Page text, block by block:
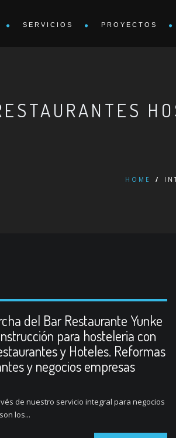
SERVICIOS PROYECTOS
HOME /
del Bar Restaurante Yunke
para hosteleria con
y Hoteles. Reformas
y negocios empresas
de nuestro servicio integral para negocios
los...